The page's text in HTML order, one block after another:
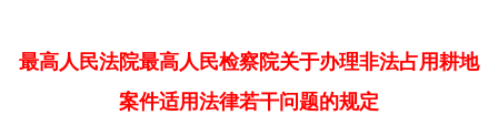
最高人民法院最高人民检察院关于办理非法占用耕地
案件适用法律若干问题的规定